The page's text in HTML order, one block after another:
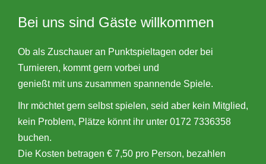
Bei uns sind Gäste willkommen
Ob als Zuschauer an Punktspieltagen oder bei
Turnieren, kommt gern vorbei und
genießt mit uns zusammen spannende Spiele.
Ihr möchtet gern selbst spielen, seid aber kein Mitglied,
kein Problem, Plätze könnt ihr unter 0172 7336358
buchen.
Die Kosten betragen € 7,50 pro Person, bezahlen